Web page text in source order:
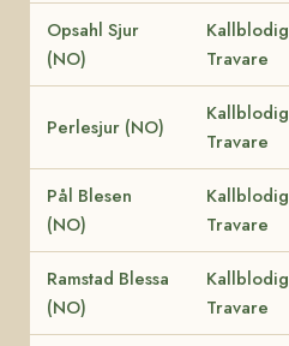
Opsahl Sjur
(NO)
Kallblodig
Travare
Perlesjur (NO)
Kallblodig
Travare
Pål Blesen
(NO)
Kallblodig
Travare
Ramstad Blessa
(NO)
Kallblodig
Travare